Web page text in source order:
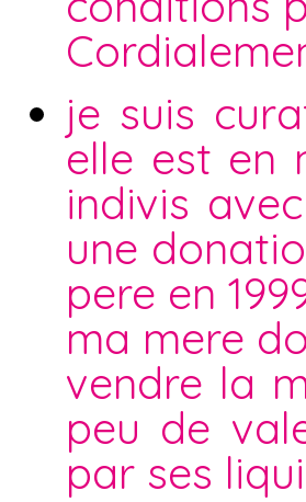
je suis
elle est en
indivis
une
pere en
ma mere
vendre la
peu de
par ses